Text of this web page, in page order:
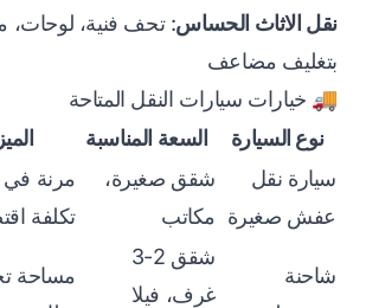
نقل الاثاث الحساس: تحف فنية، لوحات،
بتغليف مضاعف
🚚 خيارات سيارات النقل المتاحة
نوع السيارة
السعة المناسبة
سيارة نقل
عفش صغيرة
شقق صغيرة،
مكاتب
مرنة في
تكلفة
شاحنة
شقق 2-3
غرف، فيلا
مساحة